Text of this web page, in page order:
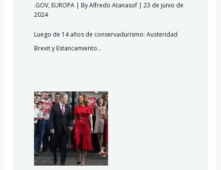
.GOV, EUROPA| ByAlfredo Atanasof | 23 de junio de
2024
Luego de 14 años de conservadurismo: Austeridad
Brexit y Estancamiento…